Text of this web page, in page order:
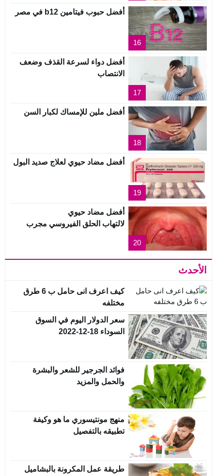
16
أفضل حبوب فيتامين b12 في مصر
17
أفضل دواء لسرعة القذف وضعف
الانتصاب
18
أفضل ملين للإمساك لكبار السن
19
أفضل مضاد حيوي لعلاج صديد البول
20
أفضل مضاد حيوي
لالتهاب الحلق الفيروسي مجرب
الأحدث
كيف اعرف انى حامل ب 6 طرق
مختلفه
سعر الدولار اليوم في السوق
السوداء 18-12-2022
فوائد الجرجير للشعر والبشرة
والحمل والمزيد
منهج مونتيسوري ما هو وكيفة
تطبيقه بالتفصيل
طريقة عمل المكرونة بالبشاميل